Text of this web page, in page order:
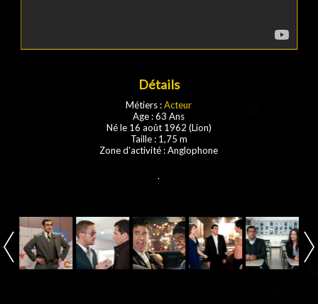
Détails
Métiers :Acteur
Age : 63 Ans
Né le 16 août 1962 (Lion)
Taille : 1,75 m
Zone d'activité : Anglophone
.